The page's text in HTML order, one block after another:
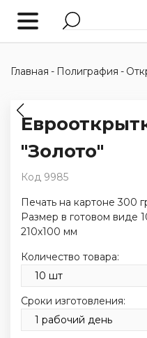
Главная - Полиграфия -
"Золото"
Код 9985
Печать на картоне 300
Размер в готовом виде
210х100 мм
Количество товара:
Сроки изготовления: